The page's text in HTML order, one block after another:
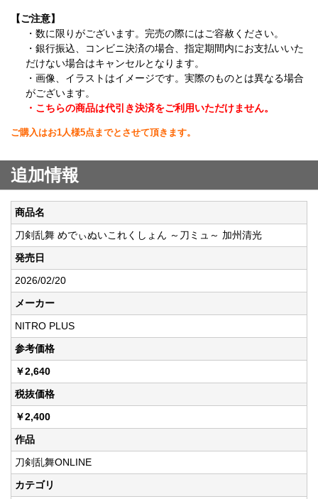
【ご注意】
・数に限りがございます。完売の際にはご容赦ください。
・銀行振込、コンビニ決済の場合、指定期間内にお支払いいた
だけない場合はキャンセルとなります。
・画像、イラストはイメージです。実際のものとは異なる場合
がございます。
・こちらの商品は代引き決済をご利用いただけません。
ご購入はお1人様5点までとさせて頂きます。
追加情報
商品名
刀剣乱舞 めでぃぬいこれくしょん ～刀ミュ～ 加州清光
発売日
2026/02/20
メーカー
NITRO PLUS
参考価格
￥2,640
税抜価格
￥2,400
作品
刀剣乱舞ONLINE
カテゴリ